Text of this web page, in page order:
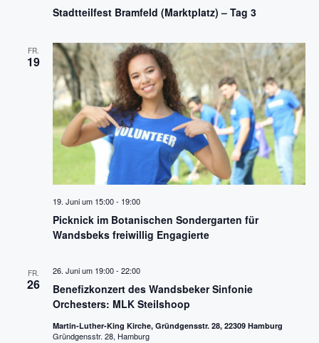
Stadtteilfest Bramfeld (Marktplatz) – Tag 3
FR.
19
Picknick im Botanischen Sondergarten für
Wandsbeks freiwillig Engagierte
19. Juni um 15:00- 19:00
FR.
26
Benefizkonzert des Wandsbeker Sinfonie
Orchesters: MLK Steilshoop
26. Juni um 19:00- 22:00
Martin-Luther-King Kirche, Gründgensstr. 28, 22309 Hamburg
Gründgensstr. 28, Hamburg